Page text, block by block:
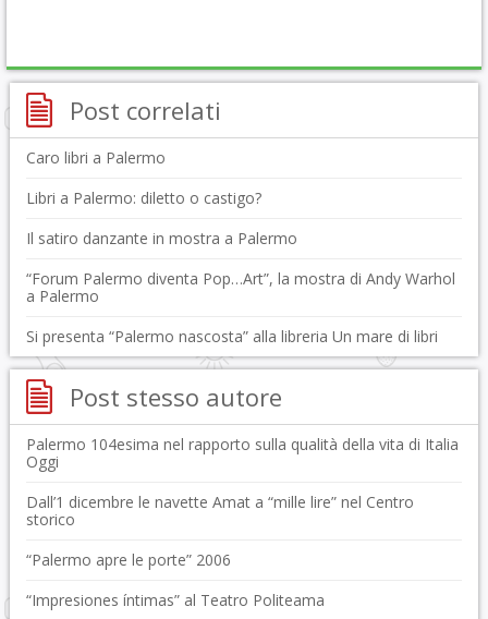
Post correlati
Caro libri a Palermo
Libri a Palermo: diletto o castigo?
Il satiro danzante in mostra a Palermo
“Forum Palermo diventa Pop…Art”, la mostra di Andy Warhol
a Palermo
Si presenta “Palermo nascosta” alla libreria Un mare di libri
Post stesso autore
Palermo 104esima nel rapporto sulla qualità della vita di Italia
Oggi
Dall’1 dicembre le navette Amat a “mille lire” nel Centro
storico
“Palermo apre le porte” 2006
“Impresiones íntimas” al Teatro Politeama